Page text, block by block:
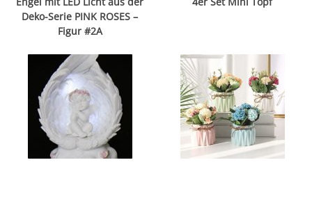
Deko-Serie PINK ROSES –
Figur #2A